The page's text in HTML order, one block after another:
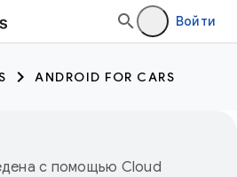
Войти
ANDROID FOR CARS
с помощью Cloud